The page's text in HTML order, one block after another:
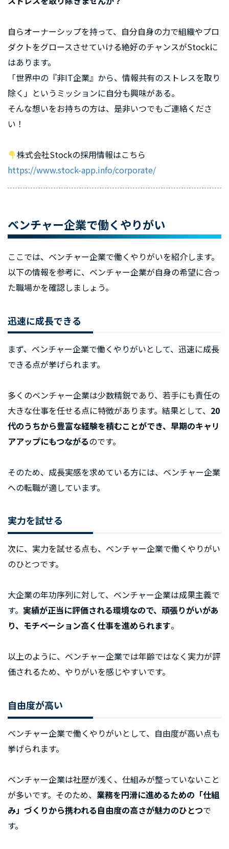
自らオーナーシップを持って、自分自身の力で組織やプロ
ダクトをグロースさせていける絶好のチャンスがStockに
はあります。
「世界中の『非IT企業』から、情報共有のストレスを取り
除く」というミッションに自分も興味がある。
そんな想いをお持ちの方は、是非いつでもご連絡くださ
い！
株式会社Stockの採用情報はこちら
https://www.stock-app.info/corporate/
ベンチャー企業で働くやりがい
ここでは、ベンチャー企業で働くやりがいを紹介します。
以下の情報を参考に、ベンチャー企業が自身の希望に合っ
た職場かを確認しましょう。
迅速に成長できる
まず、ベンチャー企業で働くやりがいとして、迅速に成長
できる点が挙げられます。
多くのベンチャー企業は少数精鋭であり、若手にも責任の
大きな仕事を任せる点に特徴があります。結果として、 20
代のうちから豊富な経験を積むことができ、早期のキャリ
アアップにもつながるのです。
そのため、成長実感を求めている方には、ベンチャー企業
への転職が適しています。
実力を試せる
次に、実力を試せる点も、ベンチャー企業で働くやりがい
のひとつです。
大企業の年功序列に対して、ベンチャー企業は成果主義で
す。 実績が正当に評価される環境なので、頑張りがいがあ
り、モチベーション高く仕事を進められます。
以上のように、ベンチャー企業では年齢ではなく実力が評
価されるため、やりがいを感じやすいです。
自由度が高い
ベンチャー企業で働くやりがいとして、自由度が高い点も
挙げられます。
ベンチャー企業は社歴が浅く、仕組みが整っていないこと
が多いです。そのため、 業務を円滑に進めるための「仕組
み」づくりから携われる自由度の高さが魅力のひとつで
す。